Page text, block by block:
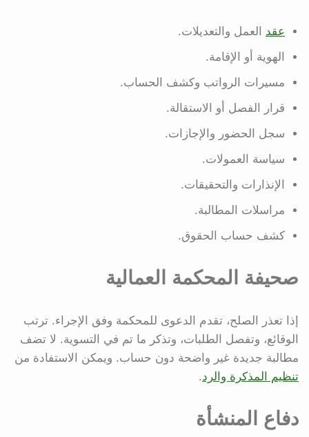
عقد العمل والتعديلات.
الهوية أو الإقامة.
مسيرات الرواتب وكشف الحساب.
قرار الفصل أو الاستقالة.
سجل الحضور والإجازات.
سياسة العمولات.
الإنذارات والتحقيقات.
مراسلات المطالبة.
كشف حساب الحقوق.
صحيفة المحكمة العمالية
إذا تعذر الصلح، تقدم الدعوى للمحكمة وفق الإجراء. ترتب
الوقائع، وتفصل الطلبات، وتذكر ما تم في التسوية. لا تضف
مطالبة جديدة غير واضحة دون حساب. ويمكن الاستفادة من
تنظيم المذكرة والرد.
دفاع المنشأة